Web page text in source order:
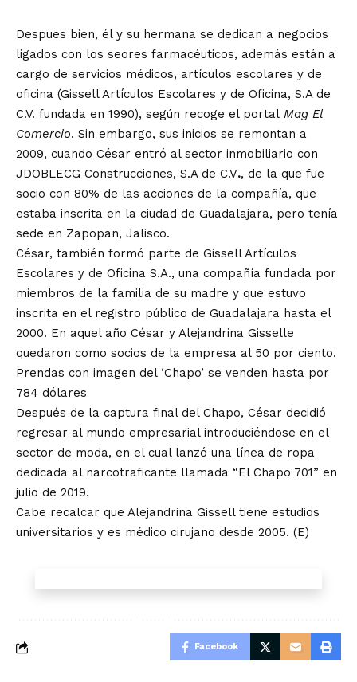
Despues bien, él y su hermana se dedican a negocios
ligados con los seores farmacéuticos, además están a
cargo de servicios médicos, artículos escolares y de
oficina (Gissell Artículos Escolares y de Oficina, S.A de
C.V. fundada en 1990), según recoge el portal Mag El
Comercio. Sin embargo, sus inicios se remontan a
2009, cuando César entró al sector inmobiliario con
JDOBLECG Construcciones, S.A de C.V., de la que fue
socio con 80% de las acciones de la compañía, que
estaba inscrita en la ciudad de Guadalajara, pero tenía
sede en Zapopan, Jalisco.
César, también formó parte de Gissell Artículos
Escolares y de Oficina S.A., una compañía fundada por
miembros de la familia de su madre y que estuvo
inscrita en el registro público de Guadalajara hasta el
2000. En aquel año César y Alejandrina Gisselle
quedaron como socios de la empresa al 50 por ciento.
Prendas con imagen del ‘Chapo’ se venden hasta por
784 dólares
Después de la captura final del Chapo, César decidió
regresar al mundo empresarial introduciéndose en el
sector de moda, en el cual lanzó una línea de ropa
dedicada al narcotraficante llamada “El Chapo 701” en
julio de 2019.
Cabe recalcar que Alejandrina Gissell tiene estudios
universitarios y es médico cirujano desde 2005. (E)
Facebook